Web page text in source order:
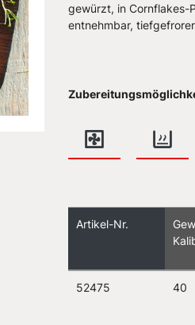
gewürzt, in Cornflakes-
entnehmbar,
Artikel-Nr.
52475 40